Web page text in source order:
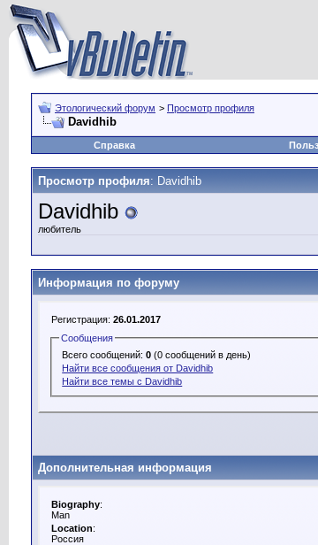
Этологический форум > Просмотр профиля
Davidhib
Справка
Просмотр профиля: Davidhib
Davidhib
любитель
Информация по форуму
Регистрация: 26.01.2017
Сообщения
Всего сообщений:0 (0 сообщений в день)
Найти все сообщения от Davidhib
Найти все темы с Davidhib
Дополнительная информация
Biography:
Man
Location:
Россия